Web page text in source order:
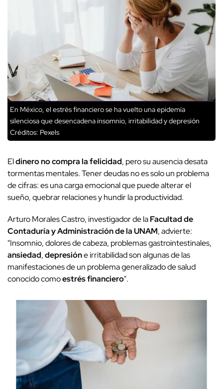
En México, el estrés financiero se ha vuelto una epidemia
silenciosa que desencadena insomnio, irritabilidad y depresión
Créditos: Pexels
Eldinero no compra la felicidad, pero su ausencia desata
tormentas mentales. Tener deudas no es solo un problema
de cifras: es una carga emocional que puede alterar el
sueño, quebrar relaciones y hundir la productividad.
Arturo Morales Castro, investigador de laFacultad de
Contaduría y Administración de la UNAM, advierte:
"Insomnio, dolores de cabeza, problemas gastrointestinales,
ansiedad,depresióne irritabilidad son algunas de las
manifestaciones de un problema generalizado de salud
conocido comoestrés financiero".